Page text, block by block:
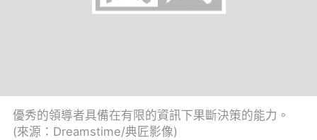
優秀的領導者具備在有限的資訊下果斷決策的能力。
(來源：Dreamstime/典匠影像)